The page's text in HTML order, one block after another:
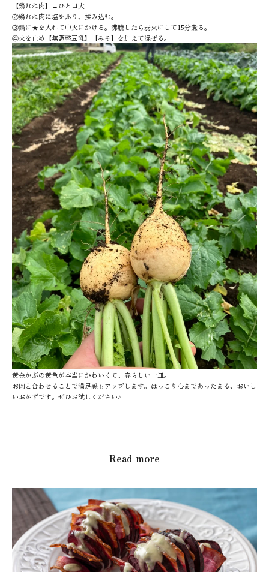
【鶏むね肉】→ひと口大
②鶏むね肉に塩をふり、揉み込む。
③鍋に★を入れて中火にかける。沸騰したら弱火にして15分煮る。
④火を止め【無調整豆乳】【みそ】を加えて混ぜる。
黄金かぶの黄色が本当にかわいくて、春らしい一皿。
お肉と合わせることで満足感もアップします。ほっこり心まであったまる、おいし
いおかずです。ぜひお試しください♪
Read more